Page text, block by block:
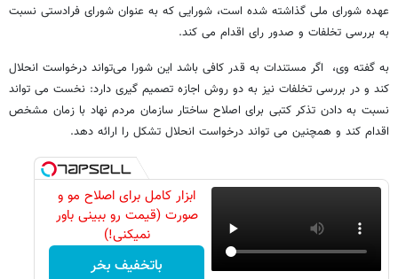
عهده شورای ملی گذاشته شده است، شورایی که به عنوان شورای فرادستی نسبت
به بررسی تخلفات و صدور رای اقدام می کند.
به گفته وی، اگر مستندات به قدر کافی باشد این شورا می‌تواند درخواست انحلال
کند و در بررسی تخلفات نیز به دو روش اجازه تصمیم گیری دارد: نخست می تواند
نسبت به دادن تذکر کتبی برای اصلاح ساختار سازمان مردم نهاد با زمان مشخص
اقدام کند و همچنین می تواند درخواست انحلال تشکل را ارائه دهد.
ابزار کامل برای اصلاح مو و
صورت (قیمت رو ببینی باور
نمیکنی!)
باتخفیف بخر